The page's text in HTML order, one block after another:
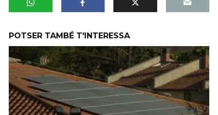
POTSER TAMBÉ T'INTERESSA